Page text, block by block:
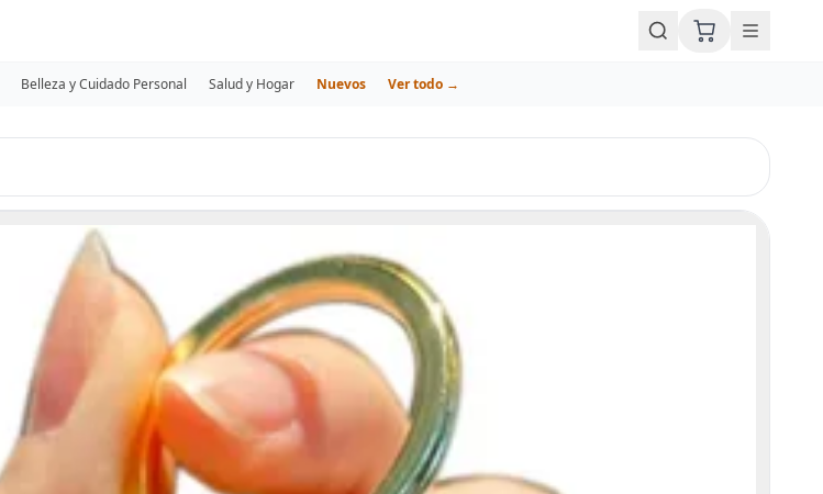
Belleza y Cuidado Personal Salud y Hogar Nuevos Ver todo →